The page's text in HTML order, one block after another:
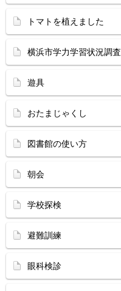
トマトを植えました
横浜市学力学習状況調査
遊具
おたまじゃくし
図書館の使い方
朝会
学校探検
避難訓練
眼科検診